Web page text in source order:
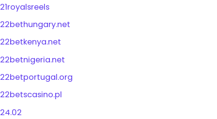
21royalsreels
22bethungary.net
22betkenya.net
22betnigeria.net
22betportugal.org
22betscasino.pl
24.02